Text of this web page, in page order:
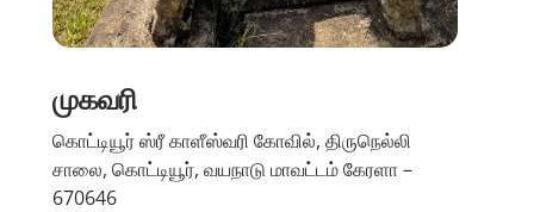
முகவரி
கொட்டியூர் ஸ்ரீ காளீஸ்வரி கோவில், திருநெல்லி
சாலை, கொட்டியூர், வயநாடு மாவட்டம் கேரளா –
670646